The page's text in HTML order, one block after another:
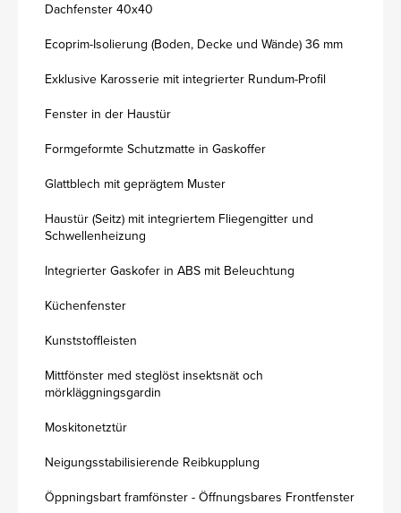
Dachfenster 40x40
Ecoprim-Isolierung (Boden, Decke und Wände) 36 mm
Exklusive Karosserie mit integrierter Rundum-Profil
Fenster in der Haustür
Formgeformte Schutzmatte in Gaskoffer
Glattblech mit geprägtem Muster
Haustür (Seitz) mit integriertem Fliegengitter und
Schwellenheizung
Integrierter Gaskofer in ABS mit Beleuchtung
Küchenfenster
Kunststoffleisten
Mittfönster med steglöst insektsnät och
mörkläggningsgardin
Moskitonetztür
Neigungsstabilisierende Reibkupplung
Öppningsbart framfönster - Öffnungsbares Frontfenster